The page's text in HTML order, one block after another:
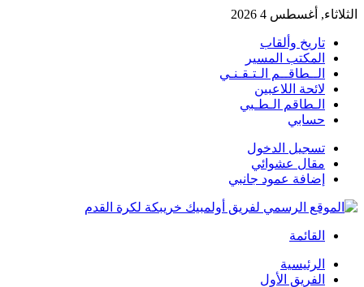
الثلاثاء, أغسطس 4 2026
تاريخ وألقاب
المكتب المسير
الــطاقــم الـتـقـنـي
لائحة اللاعبين
الـطاقم الـطـبي
حسابي
تسجيل الدخول
مقال عشوائي
إضافة عمود جانبي
القائمة
الرئيسية
الفريق الأول